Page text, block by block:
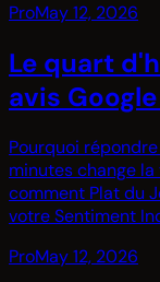
ProMay 12, 2026
Le quart
avis
Pourquoi
minutes change
comment Plat du
votre Sentiment
ProMay 12, 2026